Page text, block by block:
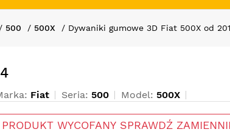
500 500X Dywaniki gumowe 3D Fiat 500X od
Fiat Seria: 500 Model: 500X
PRODUKT WYCOFANY SPRAWDŹ